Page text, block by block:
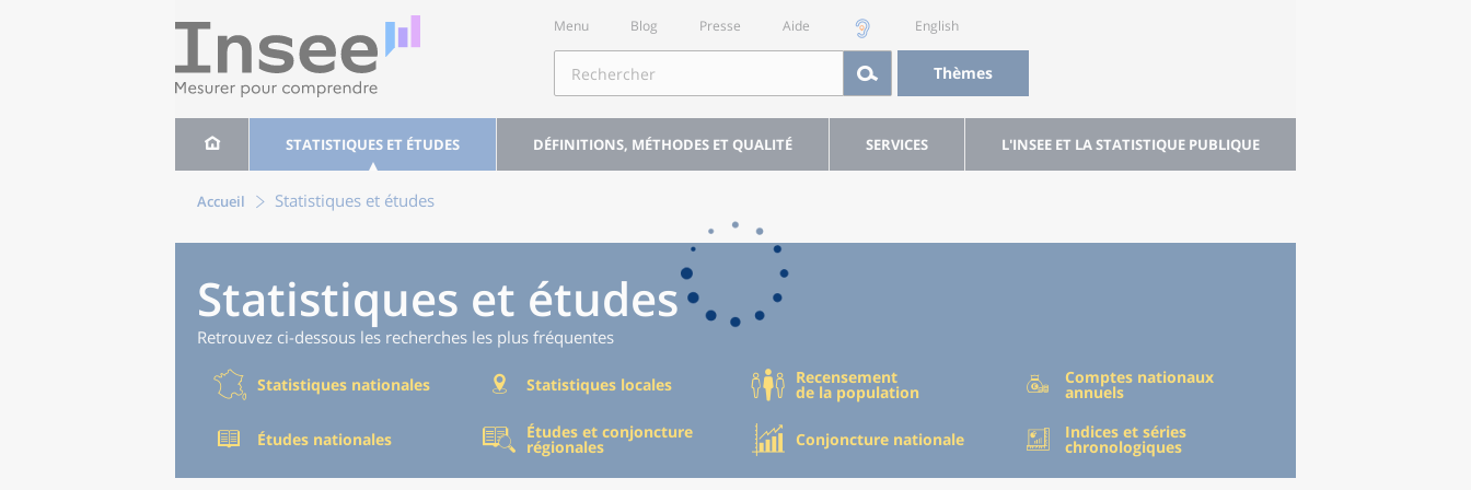
Menu Blog Presse Aide English
Thèmes
STATISTIQUES ET ÉTUDES DÉFINITIONS, MÉTHODES ET QUALITÉ SERVICES L'INSEE ET LA STATISTIQUE PUBLIQUE
Accueil Statistiques et études
Statistiques et études
Retrouvez ci-dessous les recherches les plus fréquentes
Statistiques nationales Statistiques locales Recensement
de la population
Comptes nationaux
annuels
Études nationales Études et conjoncture
régionales Conjoncture nationale Indices et séries
chronologiques